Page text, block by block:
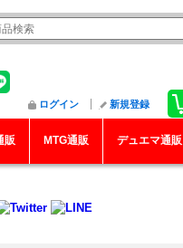
ログイン 新規登録
販 MTG通販 デュエマ通販